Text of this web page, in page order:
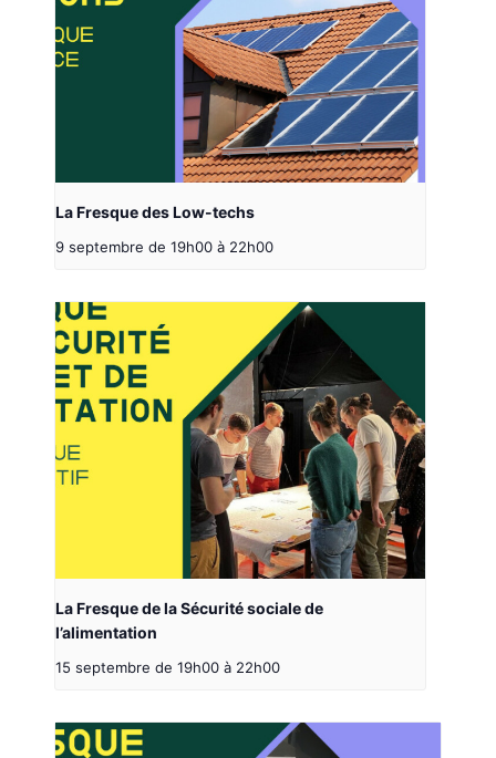
La Fresque des Low-techs
9 septembre de 19h00 à 22h00
La Fresque de la Sécurité sociale de
l’alimentation
15 septembre de 19h00 à 22h00